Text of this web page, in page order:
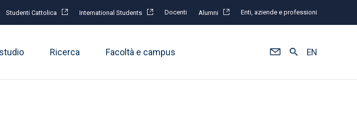
Studenti Cattolica International Students Docenti Alumni Enti, aziende e professioni
Ricerca Facoltà e campus EN